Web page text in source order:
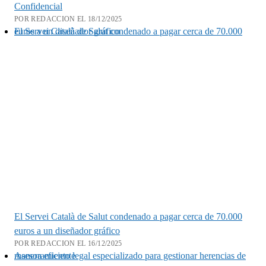
Confidencial
POR REDACCION EL 18/12/2025
El Servei Català de Salut condenado a pagar cerca de 70.000 euros a un diseñador gráfico
El Servei Català de Salut condenado a pagar cerca de 70.000
euros a un diseñador gráfico
POR REDACCION EL 16/12/2025
Asesoramiento legal especializado para gestionar herencias de manera eficiente